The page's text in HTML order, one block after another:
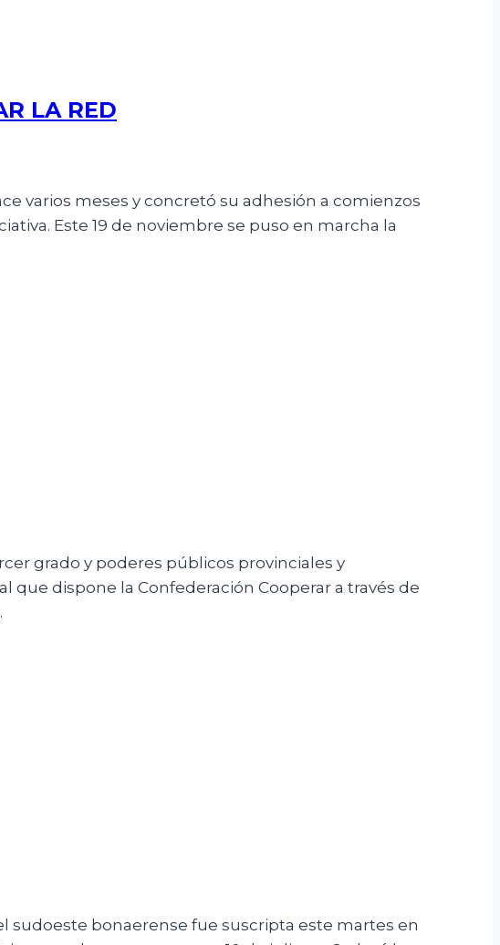
LA RED
varios meses y concretó su adhesión a comienzos
Este 19 de noviembre se puso en marcha la
grado y poderes públicos provinciales y
dispone la Confederación Cooperar a través de
sudoeste bonaerense fue suscripta este martes en